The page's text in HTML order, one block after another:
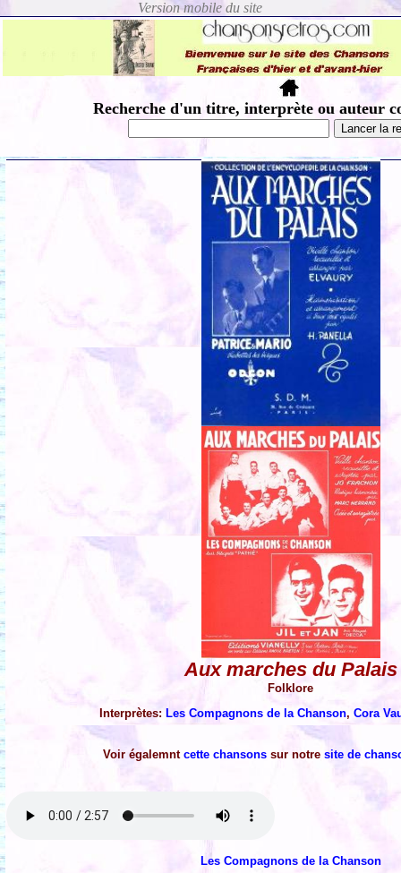
Recherche d'un titre, interprète ou auteur
Aux marches du Palais
Folklore
Interprètes: Les Compagnons de la Chanson, Cora
Voir égalemnt cette chansons sur notre site de
Les Compagnons de la Chanson